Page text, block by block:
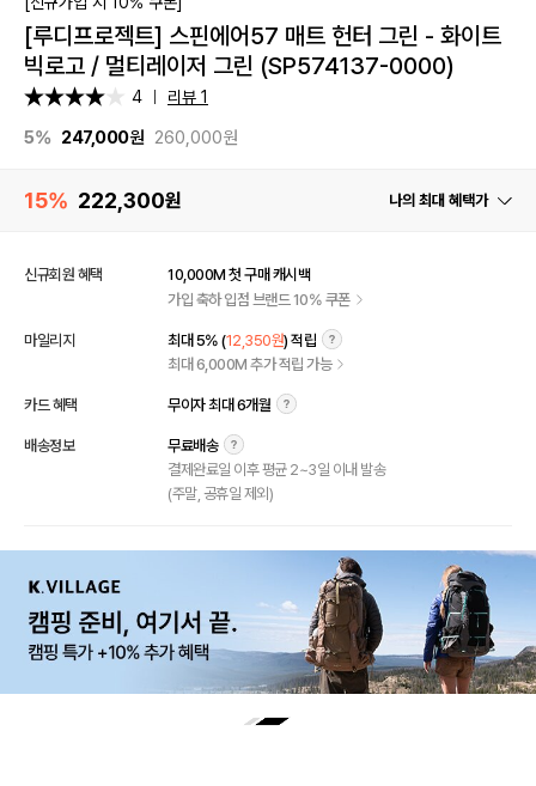
[루디프로젝트] 스핀에어57 매트 헌터 그린 - 화이트
빅로고 / 멀티레이저 그린 (SP574137-0000)
4 리뷰 1
5% 247,000원 260,000원
15% 222,300원 나의 최대 혜택가
신규회원 혜택
10,000M 첫 구매 캐시백
가입 축하 입점 브랜드 10% 쿠폰
마일리지 최대 5% (12,350원) 적립
최대 6,000M 추가 적립 가능
카드 혜택 무이자 최대 6개월
배송정보
무료배송
결제완료일 이후 평균 2~3일 이내 발송
(주말, 공휴일 제외)